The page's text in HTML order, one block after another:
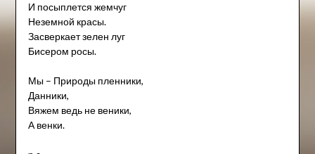
И посыплется жемчуг
Неземной красы.
Засверкает зелен луг
Бисером росы.
Мы – Природы пленники,
Данники,
Вяжем ведь не веники,
А венки.